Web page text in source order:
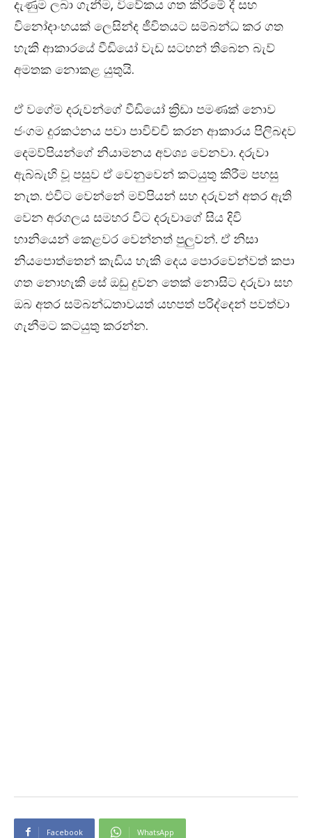
දැණුම ලබා ගැනීම, විවේකය ගත කිරීමේ දී සහ
විනෝදාංහයක් ලෙසින්ද ජීවිතයට සම්බන්ධ කර ගත
හැකි ආකාරයේ වීඩියෝ වැඩ සටහන් තිබෙන බැව්
අමතක නොකළ යුතුයි.
ඒ වගේම දරුවන්ගේ වීඩියෝ ක්‍රිඩා පමණක් නොව
ජංගම දුරකථනය පවා පාවිච්චි කරන ආකාරය පිලිබදව
දෙමව්පියන්ගේ නියාමනය අවශ්‍ය වෙනවා. දරුවා
ඇබ්බැහි වූ පසුව ඒ වෙනුවෙන් කටයුතු කිරීම පහසු
නැත. එවිට වෙන්නේ මව්පියන් සහ දරුවන් අතර ඇති
වෙන අරගලය සමහර විට දරුවාගේ සිය දිවි
හානියෙන් කෙළවර වෙන්නත් පුලුවන්. ඒ නිසා
නියපොත්තෙන් කැඩිය හැකි දෙය පොරවෙන්වත් කපා
ගත නොහැකි සේ ඔඩු දුවන තෙක් නොසිට දරුවා සහ
ඔබ අතර සම්බන්ධතාවයත් යහපත් පරිද්දෙන් පවත්වා
ගැනීමට කටයුතු කරන්න.
Facebook WhatsApp